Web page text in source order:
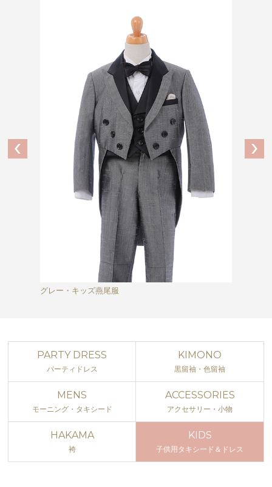
グレー・キッズ燕尾服
PARTY DRESS
パーティドレス
KIMONO
黒留袖・色留袖
MENS
モーニング・タキシード
ACCESSORIES
アクセサリー・小物
HAKAMA
袴
KIDS
子供用タキシード＆ドレス